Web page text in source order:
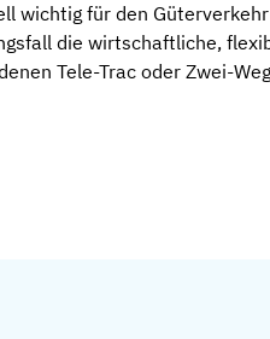
wichtig für den
die wirtschaftliche,
Tele-Trac oder Zwei-